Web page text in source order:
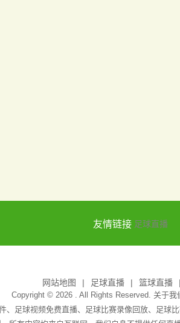
友情链接 足球直播
网站地图 足球直播 篮球直播
Copyright © 2026 . All Rights Reserved. 关于我
足球视频免费直播、足球比赛录像回放、足